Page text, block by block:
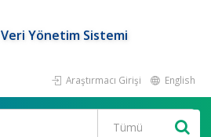
Yönetim Sistemi
Araştırmacı Girişi English